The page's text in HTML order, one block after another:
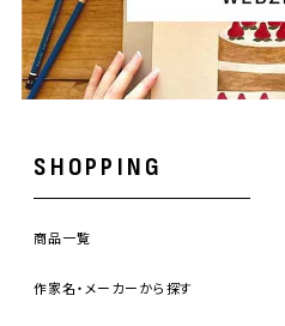
SHOPPING
商品一覧
作家名・メーカーから探す